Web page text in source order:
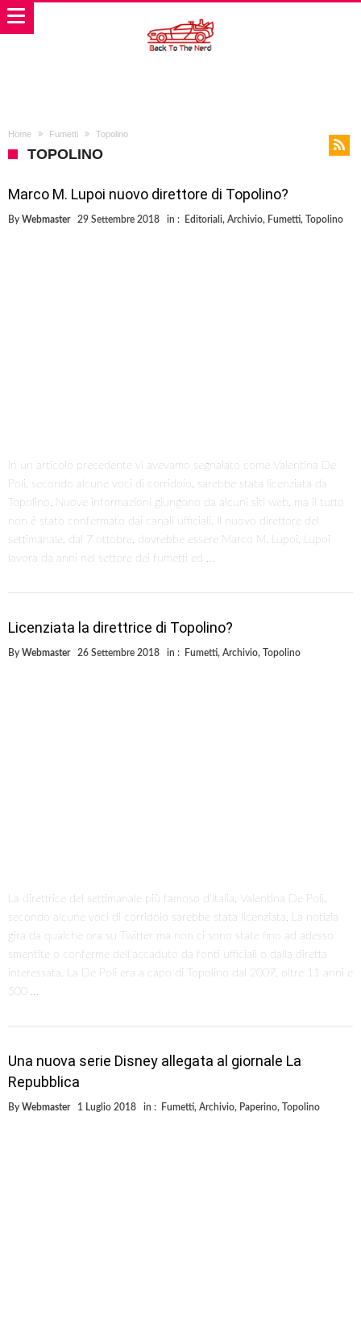
Home Fumetti Topolino
TOPOLINO
Marco M. Lupoi nuovo direttore di Topolino?
By Webmaster 29 Settembre 2018 in : Editoriali, Archivio, Fumetti, Topolino
In un articolo precedente vi avevamo segnalato come Valentina De
Poli, secondo alcune voci di corridoio, sarebbe stata licenziata da
Topolino. Nuove informazioni giungono da alcuni siti web, ma il tutto
non è stato confermato dai canali ufficiali. Il nuovo direttore del
settimanale, dal 7 ottobre, dovrebbe essere Marco M. Lupoi. Lupoi
lavora da anni nel settore dei fumetti ed …
Licenziata la direttrice di Topolino?
By Webmaster 26 Settembre 2018 in : Fumetti, Archivio, Topolino
La direttrice del settimanale più famoso d’Italia, Valentina De Poli,
secondo alcune voci di corridoio sarebbe stata licenziata. La notizia
gira da qualche ora su Twitter ma non ci sono state fino ad adesso
smentite o conferme dell’accaduto da fonti ufficiali o dalla diretta
interessata. La De Poli era a capo di Topolino dal 2007, oltre 11 anni e
500 …
Una nuova serie Disney allegata al giornale La
Repubblica
By Webmaster 1 Luglio 2018 in : Fumetti, Archivio, Paperino, Topolino